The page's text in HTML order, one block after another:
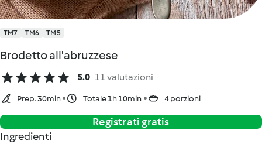
TM7 TM6 TM5
Brodetto all'abruzzese
5.0 11 valutazioni
Prep. 30min Totale 1h 10min 4 porzioni
Registrati gratis
Ingredienti